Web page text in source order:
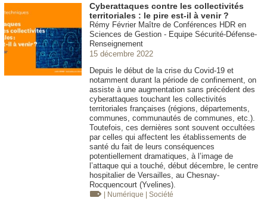
Cyberattaques contre les collectivités
territoriales : le pire est-il à venir ?
Rémy Février Maître de Conférences HDR en
Sciences de Gestion - Equipe Sécurité-Défense-
Renseignement
15 décembre 2022
Depuis le début de la crise du Covid-19 et
notamment durant la période de confinement, on
assiste à une augmentation sans précédent des
cyberattaques touchant les collectivités
territoriales françaises (régions, départements,
communes, communautés de communes, etc.).
Toutefois, ces dernières sont souvent occultées
par celles qui affectent les établissements de
santé du fait de leurs conséquences
potentiellement dramatiques, à l’image de
l’attaque qui a touché, début décembre, le centre
hospitalier de Versailles, au Chesnay-
Rocquencourt (Yvelines).
| Numérique | Société